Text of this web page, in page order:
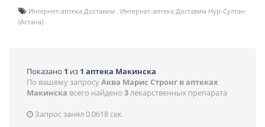
Интернет-аптека Доставим
Интернет-аптека Доставим Нур-Султан
(Астана)
Показано 1 из 1 аптека Макинска
По вашему запросуАква Марис Стронг в аптеках
Макинска всего найдено 3лекарственных препарата
Запрос занял 0.0618 сек.